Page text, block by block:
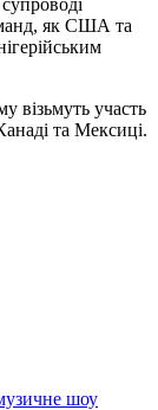
як США та
візьмуть участь
та Мексиці.
шоу